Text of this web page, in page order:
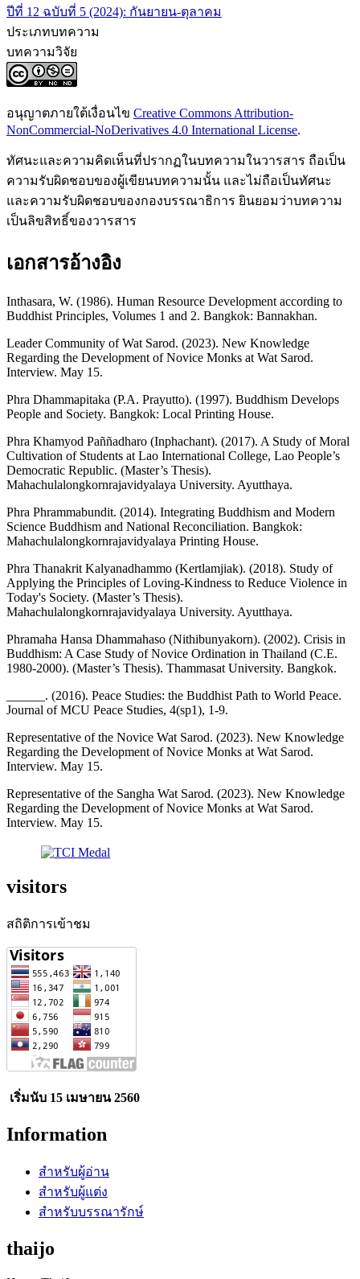
ปีที่ 12 ฉบับที่ 5 (2024): กันยายน-ตุลาคม
ประเภทบทความ
บทความวิจัย
อนุญาตภายใต้เงื่อนไข Creative Commons Attribution-
NonCommercial-NoDerivatives 4.0 International License.
ทัศนะและความคิดเห็นที่ปรากฏในบทความในวารสาร ถือเป็น
ความรับผิดชอบของผู้เขียนบทความนั้น และไม่ถือเป็นทัศนะ
และความรับผิดชอบของกองบรรณาธิการ ยินยอมว่าบทความ
เป็นลิขสิทธิ์ของวารสาร
เอกสารอ้างอิง
Inthasara, W. (1986). Human Resource Development according to
Buddhist Principles, Volumes 1 and 2. Bangkok: Bannakhan.
Leader Community of Wat Sarod. (2023). New Knowledge
Regarding the Development of Novice Monks at Wat Sarod.
Interview. May 15.
Phra Dhammapitaka (P.A. Prayutto). (1997). Buddhism Develops
People and Society. Bangkok: Local Printing House.
Phra Khamyod Paññadharo (Inphachant). (2017). A Study of Moral
Cultivation of Students at Lao International College, Lao People’s
Democratic Republic. (Master’s Thesis).
Mahachulalongkornrajavidyalaya University. Ayutthaya.
Phra Phrammabundit. (2014). Integrating Buddhism and Modern
Science Buddhism and National Reconciliation. Bangkok:
Mahachulalongkornrajavidyalaya Printing House.
Phra Thanakrit Kalyanadhammo (Kertlamjiak). (2018). Study of
Applying the Principles of Loving-Kindness to Reduce Violence in
Today's Society. (Master’s Thesis).
Mahachulalongkornrajavidyalaya University. Ayutthaya.
Phramaha Hansa Dhammahaso (Nithibunyakorn). (2002). Crisis in
Buddhism: A Case Study of Novice Ordination in Thailand (C.E.
1980-2000). (Master’s Thesis). Thammasat University. Bangkok.
______. (2016). Peace Studies: the Buddhist Path to World Peace.
Journal of MCU Peace Studies, 4(sp1), 1-9.
Representative of the Novice Wat Sarod. (2023). New Knowledge
Regarding the Development of Novice Monks at Wat Sarod.
Interview. May 15.
Representative of the Sangha Wat Sarod. (2023). New Knowledge
Regarding the Development of Novice Monks at Wat Sarod.
Interview. May 15.
visitors
สถิติการเข้าชม
เริ่มนับ 15 เมษายน 2560
Information
สำหรับผู้อ่าน
สำหรับผู้แต่ง
สำหรับบรรณารักษ์
thaijo